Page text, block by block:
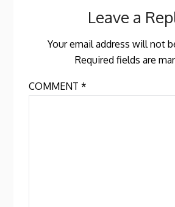
Leave a
Your email address will not
Required fields are
COMMENT*